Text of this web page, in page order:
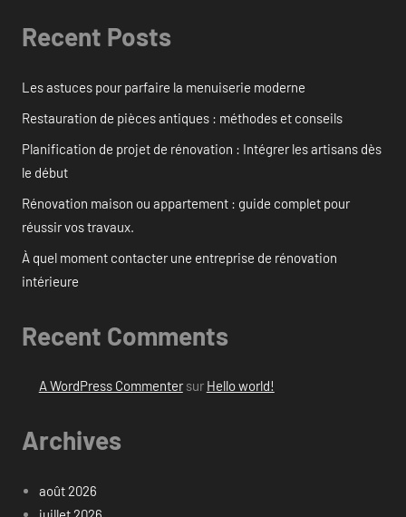
Recent Posts
Les astuces pour parfaire la menuiserie moderne
Restauration de pièces antiques : méthodes et conseils
Planification de projet de rénovation : Intégrer les artisans dès
le début
Rénovation maison ou appartement : guide complet pour
réussir vos travaux.
À quel moment contacter une entreprise de rénovation
intérieure
Recent Comments
A WordPress Commentersur Hello world!
Archives
août 2026